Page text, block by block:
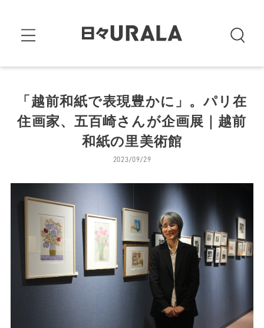
「越前和紙で表現豊かに」。パリ在
住画家、五百崎さんが企画展｜越前
和紙の里美術館
2023/09/29